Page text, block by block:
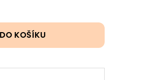
DO KOŠÍKU